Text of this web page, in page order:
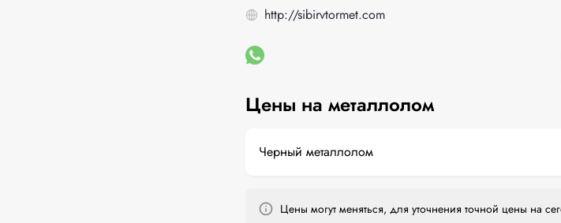
http://sibirvtormet.com
Цены на металлолом
Черный металлолом
Цены могут меняться, для уточнения точной цены на